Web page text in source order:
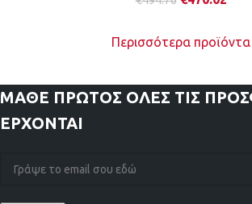
Περισσότερα προϊόντα
ΜΑΘΕ ΠΡΩΤΟΣ ΟΛΕΣ ΤΙΣ
ΕΡΧΟΝΤΑΙ